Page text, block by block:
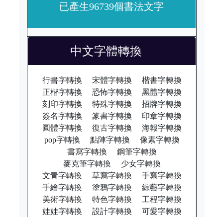
已產生96739個書法文字
中文字體轉換
行書字轉換 宋體字轉換
楷書字轉換
正楷字轉換
恐怖字轉換
黑體字轉換
刻印字轉換
特殊字轉換
招牌字轉換
簽名字轉換
篆書字轉換
印章字轉換
圓體字轉換
復古字轉換
海報字轉換
pop字轉換
點陣字轉換
像素字轉換
書寫字轉換
鋼筆字轉換
麥克筆字轉換
少女字轉換
文青字轉換
草寫字轉換
手寫字轉換
手繪字轉換
塗鴉字轉換
綜藝字轉換
美術字轉換
特色字轉換
工程字轉換
娃娃字轉換
設計字轉換
可愛字轉換